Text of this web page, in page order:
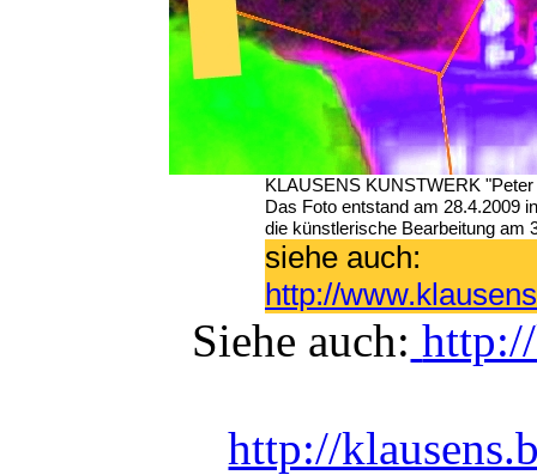
KLAUSENS KUNSTWERK
Das Foto entstand am 28.4.2009
die künstlerische Bearbeitung am
siehe auch:
http://
Siehe auch:
http://